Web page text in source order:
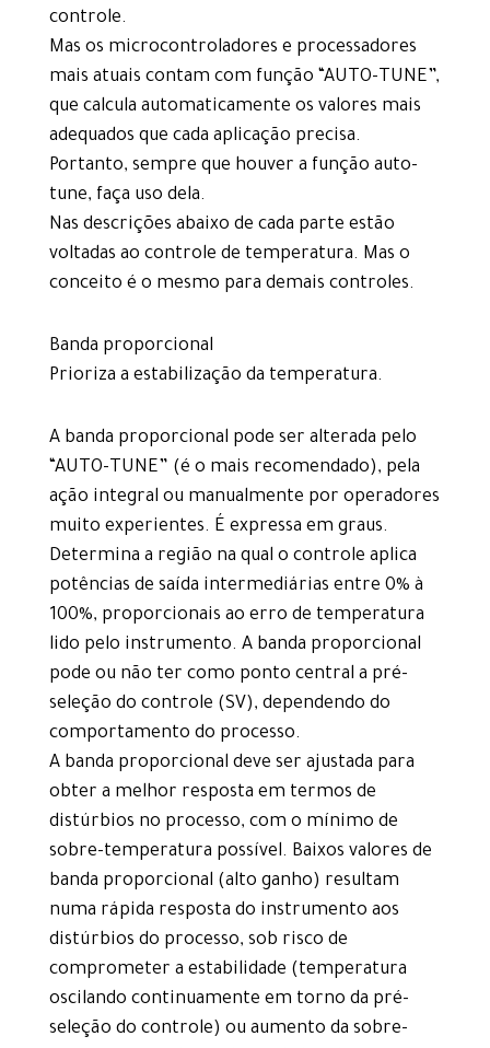
controle.
Mas os microcontroladores e processadores
mais atuais contam com função “AUTO-TUNE”,
que calcula automaticamente os valores mais
adequados que cada aplicação precisa.
Portanto, sempre que houver a função auto-
tune, faça uso dela.
Nas descrições abaixo de cada parte estão
voltadas ao controle de temperatura. Mas o
conceito é o mesmo para demais controles.
Banda proporcional
Prioriza a estabilização da temperatura.
A banda proporcional pode ser alterada pelo
“AUTO-TUNE” (é o mais recomendado), pela
ação integral ou manualmente por operadores
muito experientes. É expressa em graus.
Determina a região na qual o controle aplica
potências de saída intermediárias entre 0% à
100%, proporcionais ao erro de temperatura
lido pelo instrumento. A banda proporcional
pode ou não ter como ponto central a pré-
seleção do controle (SV), dependendo do
comportamento do processo.
A banda proporcional deve ser ajustada para
obter a melhor resposta em termos de
distúrbios no processo, com o mínimo de
sobre-temperatura possível. Baixos valores de
banda proporcional (alto ganho) resultam
numa rápida resposta do instrumento aos
distúrbios do processo, sob risco de
comprometer a estabilidade (temperatura
oscilando continuamente em torno da pré-
seleção do controle) ou aumento da sobre-